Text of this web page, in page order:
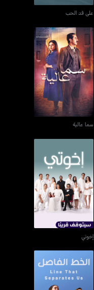
على قد الحب
سما عالية
سما عالية
إخوتي
إخوتي